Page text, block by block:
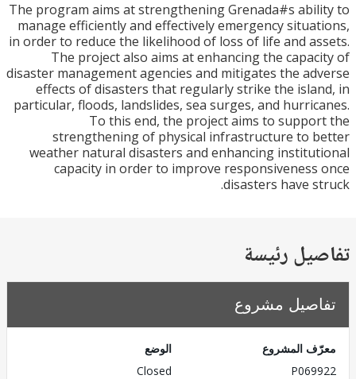
The program aims at strengthening Grenada#s
manage efficiently and effectively emergency
in order to reduce the likelihood of loss of life and
The project also aims at enhancing the
disaster management agencies and mitigates the
effects of disasters that regularly strike the
particular, floods, landslides, sea surges, and
To this end, the project aims to
strengthening of physical infrastructure to
weather natural disasters and enhancing
capacity in order to improve
disasters have
رئيسة
مشروع
المشروع